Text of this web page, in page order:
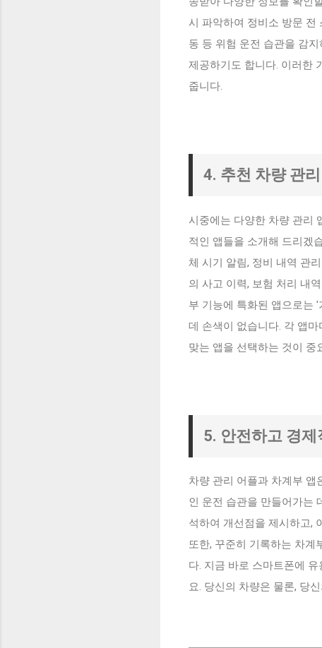
시 파악하여 정비소 방문 전
동 등 위험 운전 습관을 감
제공하기도 합니다. 이러한
줍니다.
4. 추천 차량 관
시중에는 다양한 차량 관리
적인 앱들을 소개해 드리겠
체 시기 알림, 정비 내역 관
의 사고 이력, 보험 처리 내
부 기능에 특화된 앱으로는
데 손색이 없습니다. 각 앱
맞는 앱을 선택하는 것이 중
5. 안전하고 경제
차량 관리 어플과 차계부 앱
인 운전 습관을 만들어가는
석하여 개선점을 제시하고,
또한, 꾸준히 기록하는 차계
다. 지금 바로 스마트폰에
요. 당신의 차량은 물론, 당